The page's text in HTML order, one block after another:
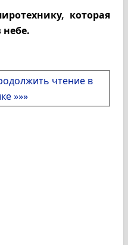
которая
небе.
чтение в
»»»